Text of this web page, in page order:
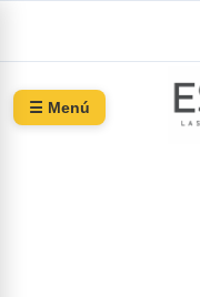
☰ Menú